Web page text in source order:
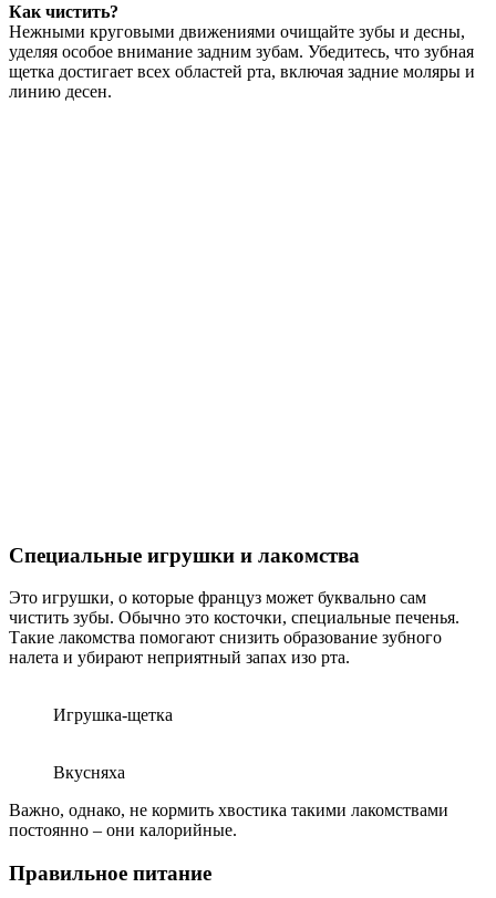
Как чистить?
Нежными круговыми движениями очищайте зубы и десны,
уделяя особое внимание задним зубам. Убедитесь, что зубная
щетка достигает всех областей рта, включая задние моляры и
линию десен.
Специальные игрушки и лакомства
Это игрушки, о которые француз может буквально сам
чистить зубы. Обычно это косточки, специальные печенья.
Такие лакомства помогают снизить образование зубного
налета и убирают неприятный запах изо рта.
Игрушка-щетка
Вкусняха
Важно, однако, не кормить хвостика такими лакомствами
постоянно ‒ они калорийные.
Правильное питание